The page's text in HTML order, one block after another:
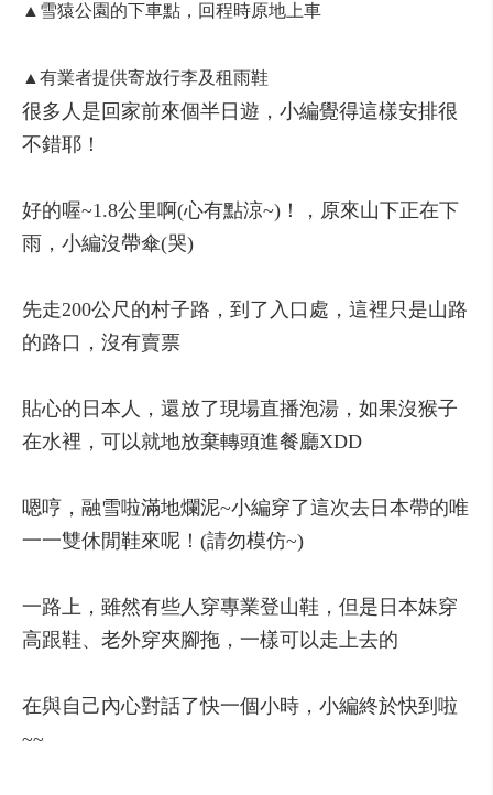
▲雪猿公園的下車點，回程時原地上車
▲有業者提供寄放行李及租雨鞋
很多人是回家前來個半日遊，小編覺得這樣安排很
不錯耶！
好的喔~1.8公里啊(心有點涼~)！，原來山下正在下
雨，小編沒帶傘(哭)
先走200公尺的村子路，到了入口處，這裡只是山路
的路口，沒有賣票
貼心的日本人，還放了現場直播泡湯，如果沒猴子
在水裡，可以就地放棄轉頭進餐廳XDD
嗯哼，融雪啦滿地爛泥~小編穿了這次去日本帶的唯
一一雙休閒鞋來呢！(請勿模仿~)
一路上，雖然有些人穿專業登山鞋，但是日本妹穿
高跟鞋、老外穿夾腳拖，一樣可以走上去的
在與自己內心對話了快一個小時，小編終於快到啦
~~